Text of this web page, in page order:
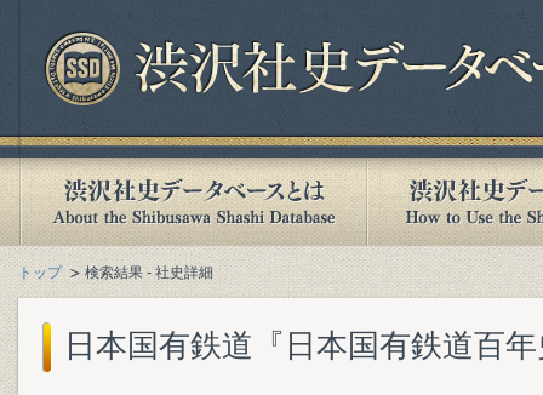
トップ 検索結果 - 社史詳細
日本国有鉄道『日本国有鉄道百